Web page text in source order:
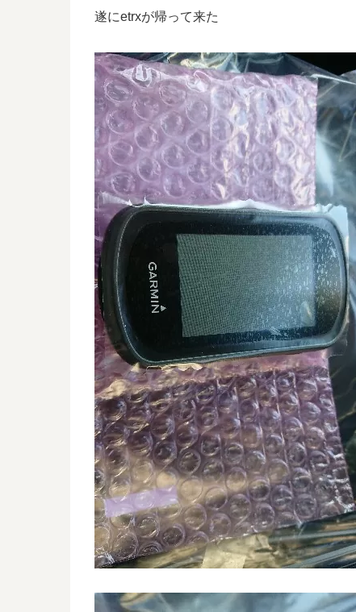
遂にetrxが帰って来た